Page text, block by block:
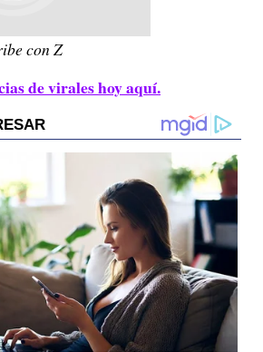
con Z
de virales hoy aquí.